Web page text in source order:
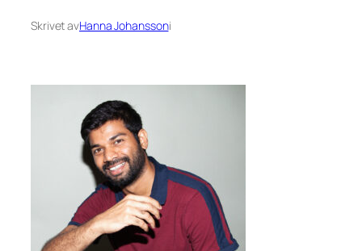
Skrivet avHanna Johanssoni